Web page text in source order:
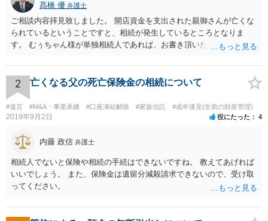
髙橋 優 弁護士
ご相談内容拝見致しました。 開店資金を支出された親御さんが亡くな
られているということですと、相続が発生しているところとなりま
す。 むぅちゃん様が単独相続人であれば、お書き頂いたような方法で
相続人おられるということであれば、他の相続人との協議が必要とな
るところです。 また、当該点とは別にご主人から貸付ではなく贈与で
あると主張される可能性がございます。 その場合には、貸付であるこ
とを伺わせる事情をどれだけ積み重ねることが出来るか、というとこ
ろとなります。 返済の事実や、返済を約束するメール等です。 金額の
おく方が宜しいかと思います。 緊急という訳ではないかと思います
が、事前準備が早い方が有効な手段が増える傾向にありますので、早
目に弁護士を入れられることを御検討頂くと良いかと思います。
2 亡くなる父の死亡保険金の相続について
#遺言 #M&A・事業承継 #口座凍結解除 #家族信託 #成年後見(生前の財産管理)
2019年9月2日 役にたった 4
内藤 政信 弁護士
相続人でないと保険や相続の手続はできないですね。 教えてあげれば
いいでしょう。 また、保険金は遺留分減殺請求できないので、受け取
ってください。